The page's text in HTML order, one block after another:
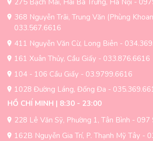
tùy
chọn
có
được
chọn
trang
sản
phẩm
275 Bạch Mai, Hai Bà Trưng, Hà Nội -
368 Nguyễn Trãi, Trung Văn (Phùng
033.567.6616
411 Nguyễn Văn Cừ, Long Biên -
161 Xuân Thủy, Cầu Giấy - 033.876.6616
104 - 106 Cầu Giấy - 03.9799.6616
1028 Đường Láng, Đống Đa -
HỒ CHÍ MINH | 8:30 - 23:00
228 Lê Văn Sỹ, Phường 1, Tân Bình -
162B Nguyễn Gia Trí, P. Thạnh Mỹ Tây -